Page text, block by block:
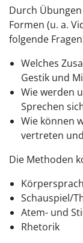
Durch
Formen (u. a.
folgende
Welches
Gestik und
Wie werden
Sprechen
Wie können
vertreten
Die Methoden
Schauspiel/
Atem- und
Rhetorik